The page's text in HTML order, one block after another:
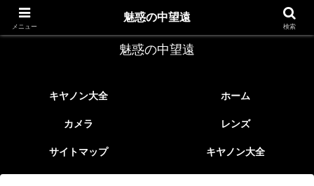
レトロなEFレンズ
魅惑の中望遠
キヤノン大全 ホーム
カメラ レンズ
サイトマップ キヤノン大全
メニュー
魅惑の中望遠
検索